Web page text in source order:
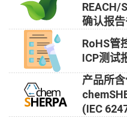
REACH/
确认报
RoHS管
ICP测试
产品所
(IEC